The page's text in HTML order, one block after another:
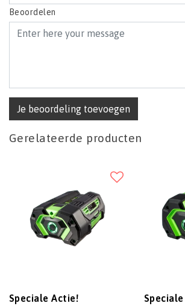
Beoordelen
Je beoordeling toevoegen
Gerelateerde producten
Speciale Actie!